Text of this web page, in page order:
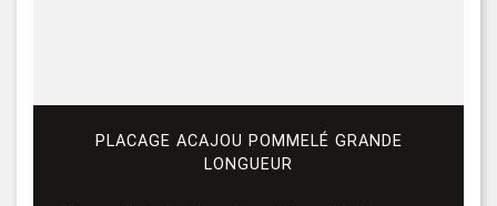
PLACAGE ACAJOU POMMELÉ GRANDE
LONGUEUR